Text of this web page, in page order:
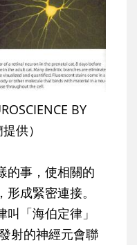
BY
供）
的事，使相關的
成緊密連接。
「海伯定律」
射的神經元會聯